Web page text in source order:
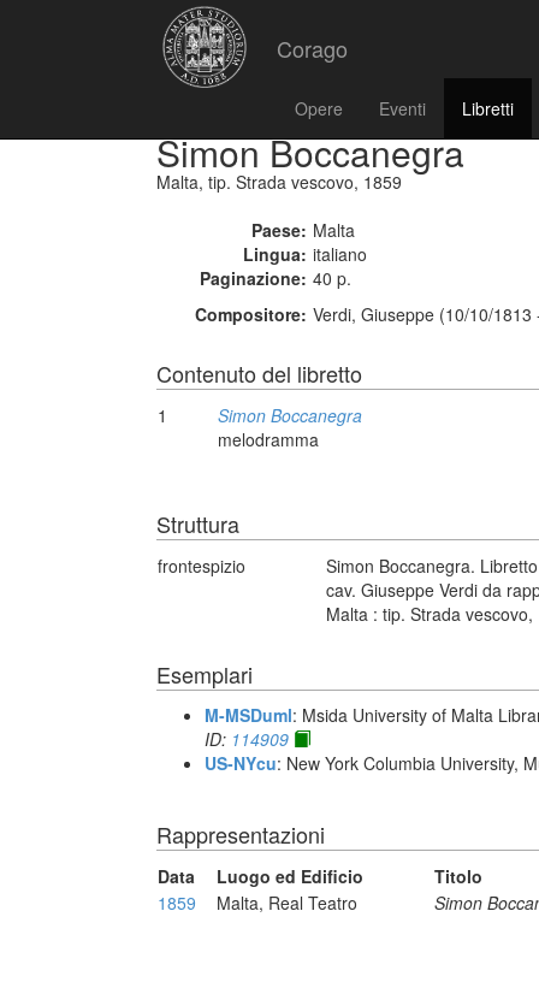
Corago
Opere Eventi Libretti
Simon Boccanegra
Malta, tip. Strada vescovo, 1859
Paese: Malta
Lingua: italiano
Paginazione: 40 p.
Compositore: Verdi, Giuseppe (10/10/
Contenuto del libretto
1
Simon Boccanegra
melodramma
Struttura
frontespizio
Simon Boccanegra.
cav. Giuseppe Verdi da
Malta : tip. Strada vescovo,
Esemplari
M-MSDuml: Msida University of Malta
ID: 114909
US-NYcu: New York Columbia University,
Rappresentazioni
Data Luogo ed Edificio
Titolo
1859
Malta, Real Teatro Simon